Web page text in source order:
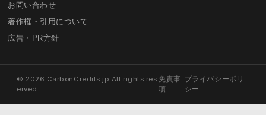
お問い合わせ
著作権・引用について
広告・PR方針
© 2026 CarbonCredits.jp All rights res
erved.
免責事
項
プライバシーポリ
シー